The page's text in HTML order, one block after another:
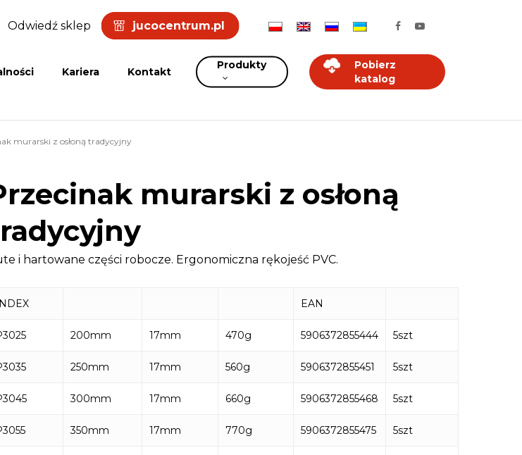
Odwiedź sklep jucocentrum.pl
Kariera Kontakt
Produkty
Pobierz
katalog
murarski z osłoną tradycyjny
murarski z osłoną
i hartowane części robocze. Ergonomiczna rękojeść PVC.
EAN
200mm 17mm 470g 5906372855444 5szt
250mm 17mm 560g 5906372855451 5szt
300mm 17mm 660g 5906372855468 5szt
350mm 17mm 770g 5906372855475 5szt